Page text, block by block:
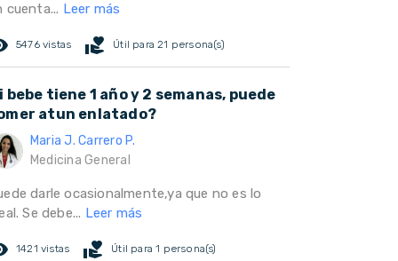
cuenta... Leer más
5476 vistas volunteer_activism Útil para 21 persona(s)
bebe tiene 1 año y 2 semanas, puede
atun enlatado?
Maria J. Carrero P.
Medicina General
darle ocasionalmente,ya que no es lo
Se debe... Leer más
1421 vistas volunteer_activism Útil para 1 persona(s)